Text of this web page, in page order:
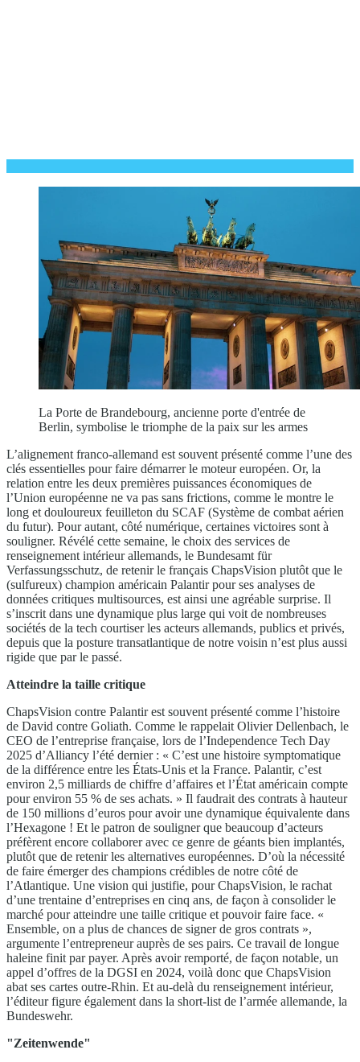
La Porte de Brandebourg, ancienne porte d'entrée de
Berlin, symbolise le triomphe de la paix sur les armes
L’alignement franco-allemand est souvent présenté comme l’une des
clés essentielles pour faire démarrer le moteur européen. Or, la
relation entre les deux premières puissances économiques de
l’Union européenne ne va pas sans frictions, comme le montre le
long et douloureux feuilleton du SCAF (Système de combat aérien
du futur). Pour autant, côté numérique, certaines victoires sont à
souligner. Révélé cette semaine, le choix des services de
renseignement intérieur allemands, le Bundesamt für
Verfassungsschutz, de retenir le français ChapsVision plutôt que le
(sulfureux) champion américain Palantir pour ses analyses de
données critiques multisources, est ainsi une agréable surprise. Il
s’inscrit dans une dynamique plus large qui voit de nombreuses
sociétés de la tech courtiser les acteurs allemands, publics et privés,
depuis que la posture transatlantique de notre voisin n’est plus aussi
rigide que par le passé.
Atteindre la taille critique
ChapsVision contre Palantir est souvent présenté comme l’histoire
de David contre Goliath. Comme le rappelait Olivier Dellenbach, le
CEO de l’entreprise française, lors de l’Independence Tech Day
2025 d’Alliancy l’été dernier : « C’est une histoire symptomatique
de la différence entre les États-Unis et la France. Palantir, c’est
environ 2,5 milliards de chiffre d’affaires et l’État américain compte
pour environ 55 % de ses achats. » Il faudrait des contrats à hauteur
de 150 millions d’euros pour avoir une dynamique équivalente dans
l’Hexagone ! Et le patron de souligner que beaucoup d’acteurs
préfèrent encore collaborer avec ce genre de géants bien implantés,
plutôt que de retenir les alternatives européennes. D’où la nécessité
de faire émerger des champions crédibles de notre côté de
l’Atlantique. Une vision qui justifie, pour ChapsVision, le rachat
d’une trentaine d’entreprises en cinq ans, de façon à consolider le
marché pour atteindre une taille critique et pouvoir faire face. «
Ensemble, on a plus de chances de signer de gros contrats »,
argumente l’entrepreneur auprès de ses pairs. Ce travail de longue
haleine finit par payer. Après avoir remporté, de façon notable, un
appel d’offres de la DGSI en 2024, voilà donc que ChapsVision
abat ses cartes outre-Rhin. Et au-delà du renseignement intérieur,
l’éditeur figure également dans la short-list de l’armée allemande, la
Bundeswehr.
"Zeitenwende"